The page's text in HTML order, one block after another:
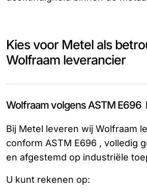
Kies voor Metel als
Wolfraam leverancier
Wolfraam volgens ASTM E696
Bij Metel leveren wij Wolfraam
conform ASTM E696 , volledig
en afgestemd op industriële
U kunt rekenen op: